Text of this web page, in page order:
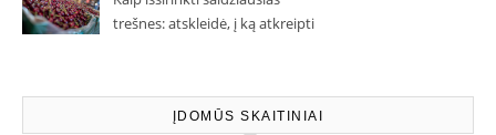
trešnes: atskleidė, į ką atkreipti
ĮDOMŪS SKAITINIAI